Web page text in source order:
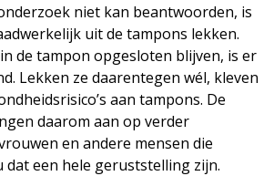
niet kan beantwoorden, is
uit de tampons lekken.
de tampon opgesloten blijven, is er
Lekken ze daarentegen wél, kleven
aan tampons. De
daarom aan op verder
en andere mensen die
dat een hele geruststelling zijn.